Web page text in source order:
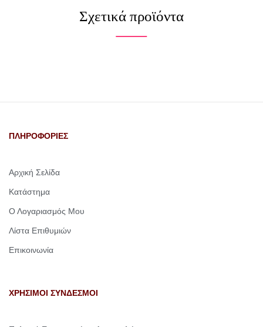
Σχετικά προϊόντα
ΠΛΗΡΟΦΟΡΙΕΣ
Αρχική Σελίδα
Κατάστημα
Ο Λογαριασμός Μου
Λίστα Επιθυμιών
Επικοινωνία
ΧΡΗΣΙΜΟΙ ΣΥΝΔΕΣΜΟΙ